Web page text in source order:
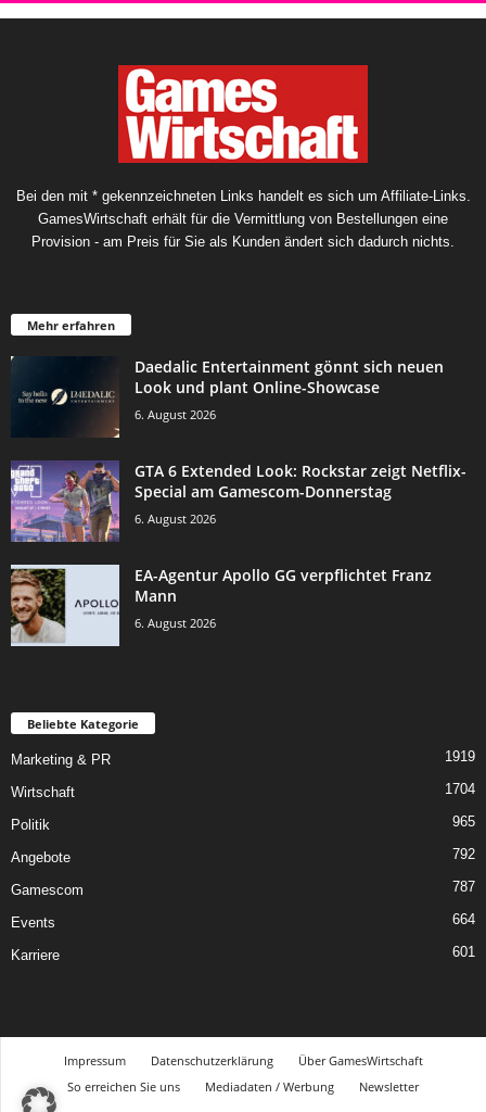
Bei den mit * gekennzeichneten Links handelt es sich um Affiliate-Links.
GamesWirtschaft erhält für die Vermittlung von Bestellungen eine
Provision - am Preis für Sie als Kunden ändert sich dadurch nichts.
Mehr erfahren
Daedalic Entertainment gönnt sich neuen
Look und plant Online-Showcase
6. August 2026
GTA 6 Extended Look: Rockstar zeigt Netflix-
Special am Gamescom-Donnerstag
6. August 2026
EA-Agentur Apollo GG verpflichtet Franz
Mann
6. August 2026
Beliebte Kategorie
Marketing & PR 1919
Wirtschaft 1704
Politik 965
Angebote 792
Gamescom 787
Events 664
Karriere 601
Impressum Datenschutzerklärung
Über GamesWirtschaft
So erreichen Sie uns
Mediadaten / Werbung
Newsletter